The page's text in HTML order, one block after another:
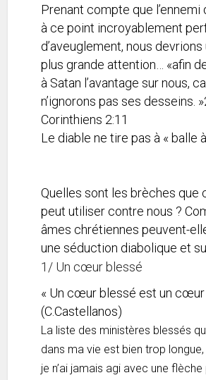
Prenant compte que
à ce point incroyablement
d’aveuglement, nous
plus grande attention… «afin
à Satan l’avantage sur nous,
n’ignorons pas ses desseins. »
Corinthiens 2:11
Le diable ne tire pas à « balle
Quelles sont les brèches que
peut utiliser contre nous ?
âmes chrétiennes peuvent-
une séduction diabolique et
1/ Un cœur blessé
« Un cœur blessé est un cœur
(C.Castellanos)
La liste des ministères blessés
dans ma vie est bien trop
je n’ai jamais agi avec une